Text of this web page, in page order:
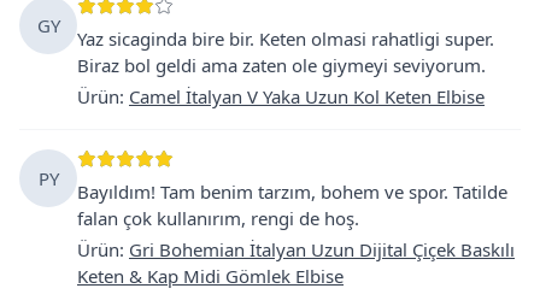
GY
Yaz sicaginda bire bir. Keten olmasi rahatligi super.
Biraz bol geldi ama zaten ole giymeyi seviyorum.
Ürün: Camel İtalyan V Yaka Uzun Kol Keten Elbise
PY
Bayıldım! Tam benim tarzım, bohem ve spor. Tatilde
falan çok kullanırım, rengi de hoş.
Ürün: Gri Bohemian İtalyan Uzun Dijital Çiçek Baskılı
Keten & Kap Midi Gömlek Elbise